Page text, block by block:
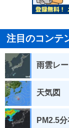
注目のコンテ
雨雲レ
天気図
PM2.5